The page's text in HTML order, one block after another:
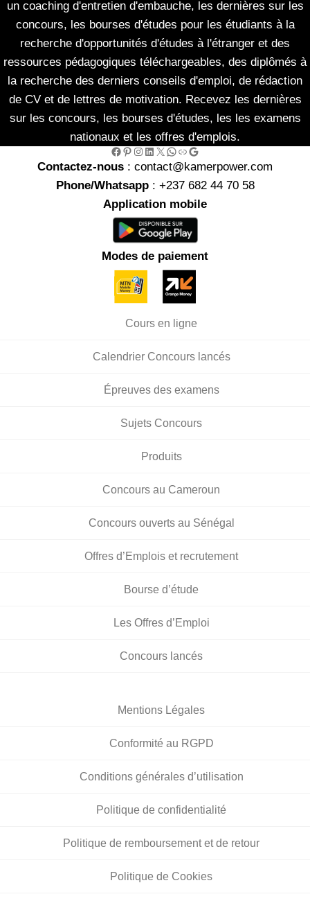
un coaching d'entretien d'embauche, les dernières sur les
concours, les bourses d'études pour les étudiants à la
recherche d'opportunités d'études à l'étranger et des
ressources pédagogiques téléchargeables, des diplômés à
la recherche des derniers conseils d'emploi, de rédaction
de CV et de lettres de motivation. Recevez les dernières
sur les concours, les bourses d'études, les les examens
nationaux et les offres d'emplois.
Facebook Pinterest Instagram LinkedIn X WhatsApp Link Google
Contactez-nous : contact@kamerpower.com
Phone/Whatsapp: +237 682 44 70 58
Application mobile
Modes de paiement
Cours en ligne
Calendrier Concours lancés
Épreuves des examens
Sujets Concours
Produits
Concours au Cameroun
Concours ouverts au Sénégal
Offres d’Emplois et recrutement
Bourse d’étude
Les Offres d’Emploi
Concours lancés
Mentions Légales
Conformité au RGPD
Conditions générales d’utilisation
Politique de confidentialité
Politique de remboursement et de retour
Politique de Cookies